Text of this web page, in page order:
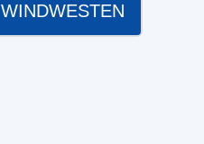
WINDWESTEN